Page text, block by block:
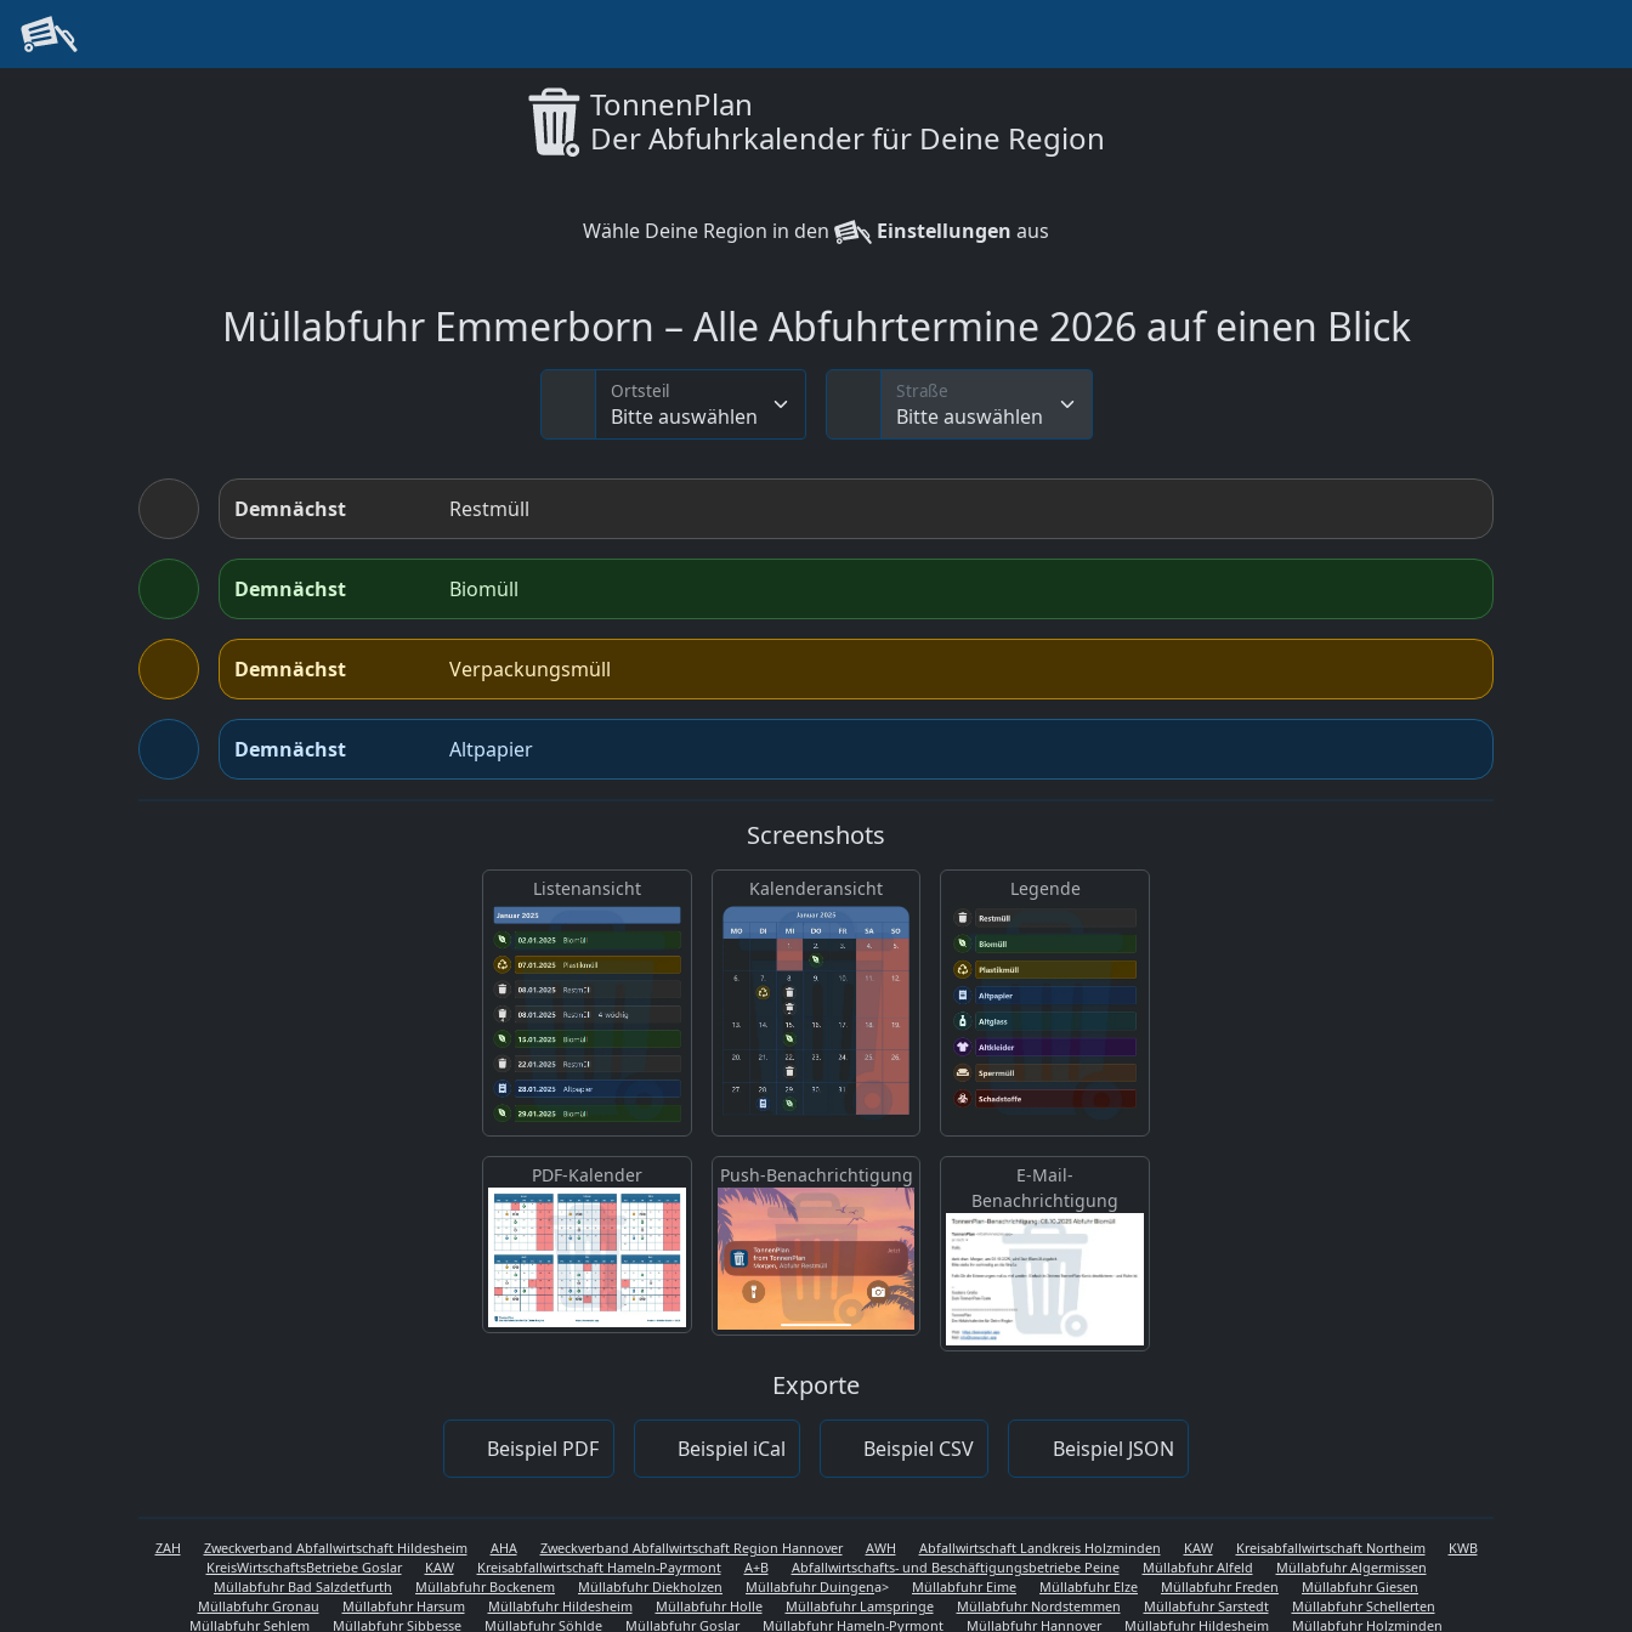
TonnenPlan
Der Abfuhrkalender für Deine Region
Wähle Deine Region in den Einstellungen aus
Müllabfuhr Emmerborn – Alle Abfuhrtermine 2026 auf einen Blick
Bitte auswählen
Ortsteil
Bitte auswählen
Straße
Demnächst Restmüll
Demnächst Biomüll
Demnächst Verpackungsmüll
Demnächst Altpapier
Screenshots
Listenansicht Kalenderansicht Legende
PDF-Kalender Push-Benachrichtigung
E-Mail-
Benachrichtigung
Exporte
Beispiel PDF Beispiel iCal Beispiel CSV Beispiel JSON
ZAH Zweckverband Abfallwirtschaft Hildesheim AHA Zweckverband Abfallwirtschaft Region Hannover AWH Abfallwirtschaft Landkreis Holzminden KAW Kreisabfallwirtschaft Northeim
KWB
KreisWirtschaftsBetriebe Goslar
KAW Kreisabfallwirtschaft Hameln-Payrmont A+B Abfallwirtschafts- und Beschäftigungsbetriebe Peine Müllabfuhr Alfeld
Müllabfuhr Algermissen
Müllabfuhr Bad Salzdetfurth
Müllabfuhr Bockenem Müllabfuhr Diekholzen Müllabfuhr Duingena> Müllabfuhr Eime Müllabfuhr Elze Müllabfuhr Freden
Müllabfuhr Giesen
Müllabfuhr Gronau
Müllabfuhr Harsum Müllabfuhr Hildesheim Müllabfuhr Holle Müllabfuhr Lamspringe Müllabfuhr Nordstemmen Müllabfuhr Sarstedt
Müllabfuhr Schellerten
Müllabfuhr Sehlem
Müllabfuhr Sibbesse Müllabfuhr Söhlde Müllabfuhr Goslar Müllabfuhr Hameln-Pyrmont Müllabfuhr Hannover Müllabfuhr Hildesheim Müllabfuhr Holzminden